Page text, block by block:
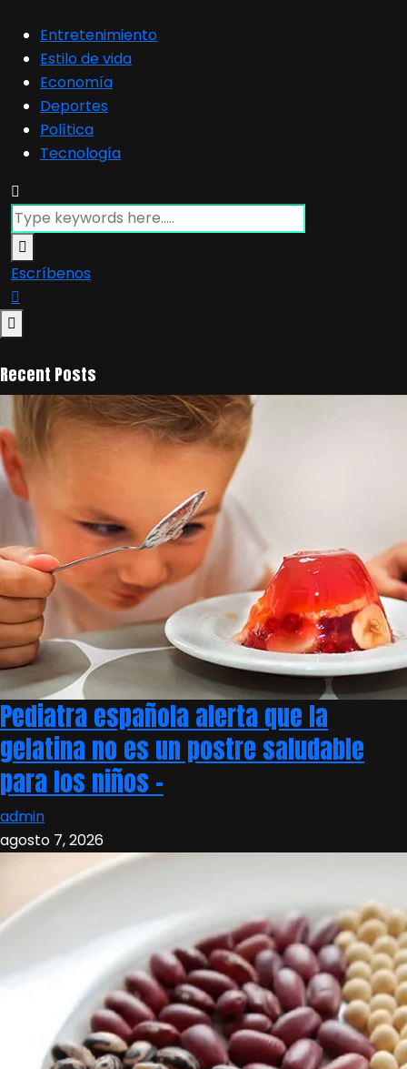
Entretenimiento
Estilo de vida
Economía
Deportes
Política
Tecnología
Escríbenos
Recent Posts
Pediatra española alerta que la
gelatina no es un postre saludable
para los niños –
admin
agosto 7, 2026